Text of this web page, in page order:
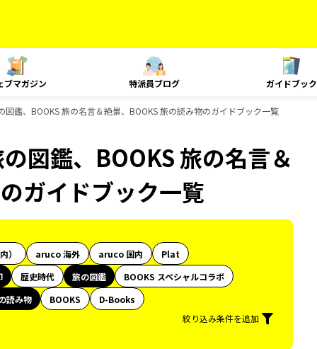
ブマガジン 特派員ブログ ガイドブック
図鑑、BOOKS 旅の名言＆絶景、BOOKS 旅の読み物のガイドブック一覧
図鑑、BOOKS 旅の名言＆
ガイドブック一覧
） aruco 海外 aruco 国内
Plat
歴史時代 旅の図鑑
BOOKS スペシャルコラボ
読み物 BOOKS
D-Books
絞り込み条件を追加